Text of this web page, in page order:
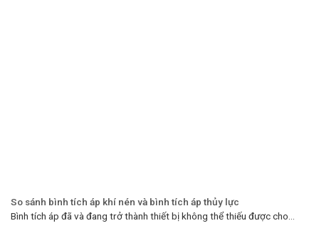
So sánh bình tích áp khí nén và bình tích áp thủy lực
Bình tích áp đã và đang trở thành thiết bị không thể thiếu được cho...